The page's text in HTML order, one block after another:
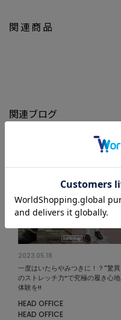
関連商品
関連ブログ
2023.05.18
一度はいたらやみつきに！？"驚異
のストレッチ力”で究極の履き心地
体験を!!
HEAD OFFICE
HEAD OFFICE